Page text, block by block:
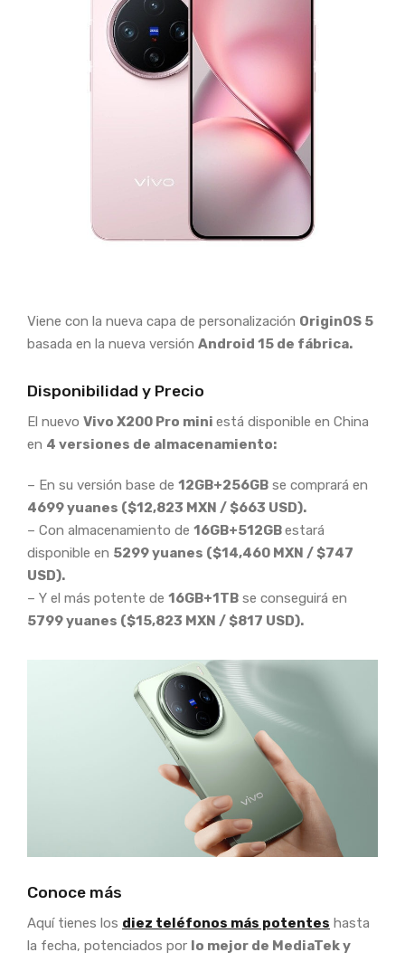
Viene con la nueva capa de personalización OriginOS 5
basada en la nueva versión Android 15 de fábrica.
Disponibilidad y Precio
El nuevo Vivo X200 Pro mini está disponible en China
en 4 versiones de almacenamiento:
– En su versión base de 12GB+256GB se comprará en
4699 yuanes ($12,823 MXN / $663 USD).
– Con almacenamiento de 16GB+512GBestará
disponible en 5299 yuanes ($14,460 MXN / $747
USD).
– Y el más potente de 16GB+1TB se conseguirá en
5799 yuanes ($15,823 MXN / $817 USD).
Conoce más
Aquí tienes los diez teléfonos más potentes hasta
la fecha, potenciados por lo mejor de MediaTek y